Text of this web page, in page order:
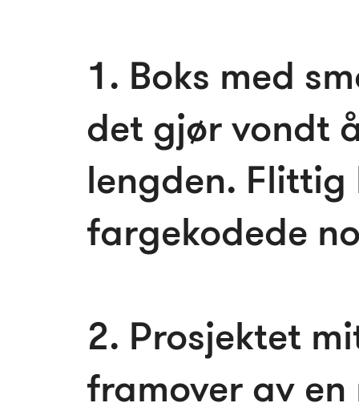
1. Boks med
det gjør vondt
lengden.
fargekodede
2. Prosjektet
framover av